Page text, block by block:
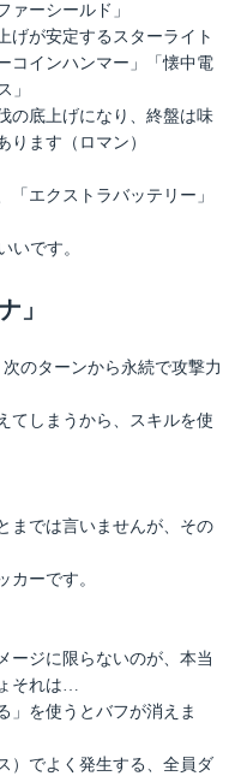
ァーシールド」
げが安定するスターライト
コインハンマー」「懐中電
」
の底上げになり、終盤は味
ります（ロマン）
エクストラバッテリー」
いです。
」
のターンから永続で攻撃力
てしまうから、スキルを使
までは言いませんが、その
カーです。
ージに限らないのが、本当
それは…
」を使うとバフが消えま
）でよく発生する、全員ダ